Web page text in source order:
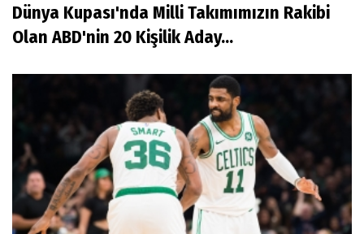
Dünya Kupası'nda Milli Takımımızın Rakibi
Olan ABD'nin 20 Kişilik Aday...